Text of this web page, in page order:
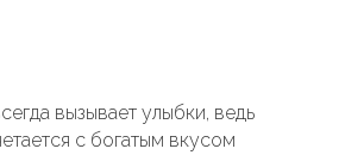
вызывает улыбки, ведь
с богатым вкусом